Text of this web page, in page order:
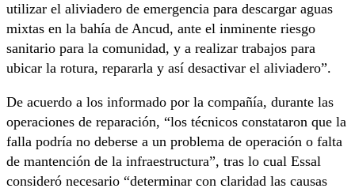
utilizar el aliviadero de emergencia para descargar aguas
mixtas en la bahía de Ancud, ante el inminente riesgo
sanitario para la comunidad, y a realizar trabajos para
ubicar la rotura, repararla y así desactivar el aliviadero”.
De acuerdo a los informado por la compañía, durante las
operaciones de reparación, “los técnicos constataron que la
falla podría no deberse a un problema de operación o falta
de mantención de la infraestructura”, tras lo cual Essal
consideró necesario “determinar con claridad las causas